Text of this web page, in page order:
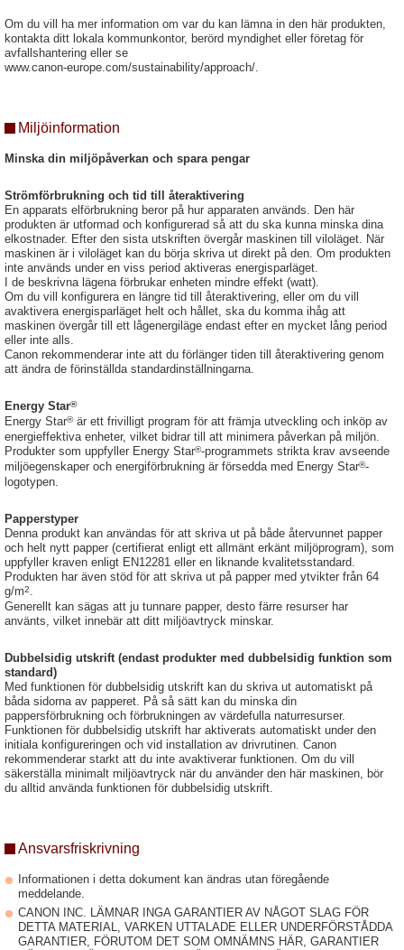
Om du vill ha mer information om var du kan lämna in den här produkten,
kontakta ditt lokala kommunkontor, berörd myndighet eller företag för
avfallshantering eller se
www.canon-europe.com/sustainability/approach/.
Miljöinformation
Minska din miljöpåverkan och spara pengar
Strömförbrukning och tid till återaktivering
En apparats elförbrukning beror på hur apparaten används. Den här
produkten är utformad och konfigurerad så att du ska kunna minska dina
elkostnader. Efter den sista utskriften övergår maskinen till viloläget. När
maskinen är i viloläget kan du börja skriva ut direkt på den. Om produkten
inte används under en viss period aktiveras energisparläget.
I de beskrivna lägena förbrukar enheten mindre effekt (watt).
Om du vill konfigurera en längre tid till återaktivering, eller om du vill
avaktivera energisparläget helt och hållet, ska du komma ihåg att
maskinen övergår till ett lågenergiläge endast efter en mycket lång period
eller inte alls.
Canon rekommenderar inte att du förlänger tiden till återaktivering genom
att ändra de förinställda standardinställningarna.
Energy Star®
Energy Star®är ett frivilligt program för att främja utveckling och inköp av
energieffektiva enheter, vilket bidrar till att minimera påverkan på miljön.
Produkter som uppfyller Energy Star®-programmets strikta krav avseende
miljöegenskaper och energiförbrukning är försedda med Energy Star®-
logotypen.
Papperstyper
Denna produkt kan användas för att skriva ut på både återvunnet papper
och helt nytt papper (certifierat enligt ett allmänt erkänt miljöprogram), som
uppfyller kraven enligt EN12281 eller en liknande kvalitetsstandard.
Produkten har även stöd för att skriva ut på papper med ytvikter från 64
g/m2.
Generellt kan sägas att ju tunnare papper, desto färre resurser har
använts, vilket innebär att ditt miljöavtryck minskar.
Dubbelsidig utskrift (endast produkter med dubbelsidig funktion som
standard)
Med funktionen för dubbelsidig utskrift kan du skriva ut automatiskt på
båda sidorna av papperet. På så sätt kan du minska din
pappersförbrukning och förbrukningen av värdefulla naturresurser.
Funktionen för dubbelsidig utskrift har aktiverats automatiskt under den
initiala konfigureringen och vid installation av drivrutinen. Canon
rekommenderar starkt att du inte avaktiverar funktionen. Om du vill
säkerställa minimalt miljöavtryck när du använder den här maskinen, bör
du alltid använda funktionen för dubbelsidig utskrift.
Ansvarsfriskrivning
Informationen i detta dokument kan ändras utan föregående
meddelande.
CANON INC. LÄMNAR INGA GARANTIER AV NÅGOT SLAG FÖR
DETTA MATERIAL, VARKEN UTTALADE ELLER UNDERFÖRSTÅDDA
GARANTIER, FÖRUTOM DET SOM OMNÄMNS HÄR, GARANTIER